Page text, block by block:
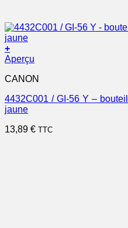
+
Aperçu
CANON
4432C001 / GI-56 Y –
jaune
13,89 € TTC